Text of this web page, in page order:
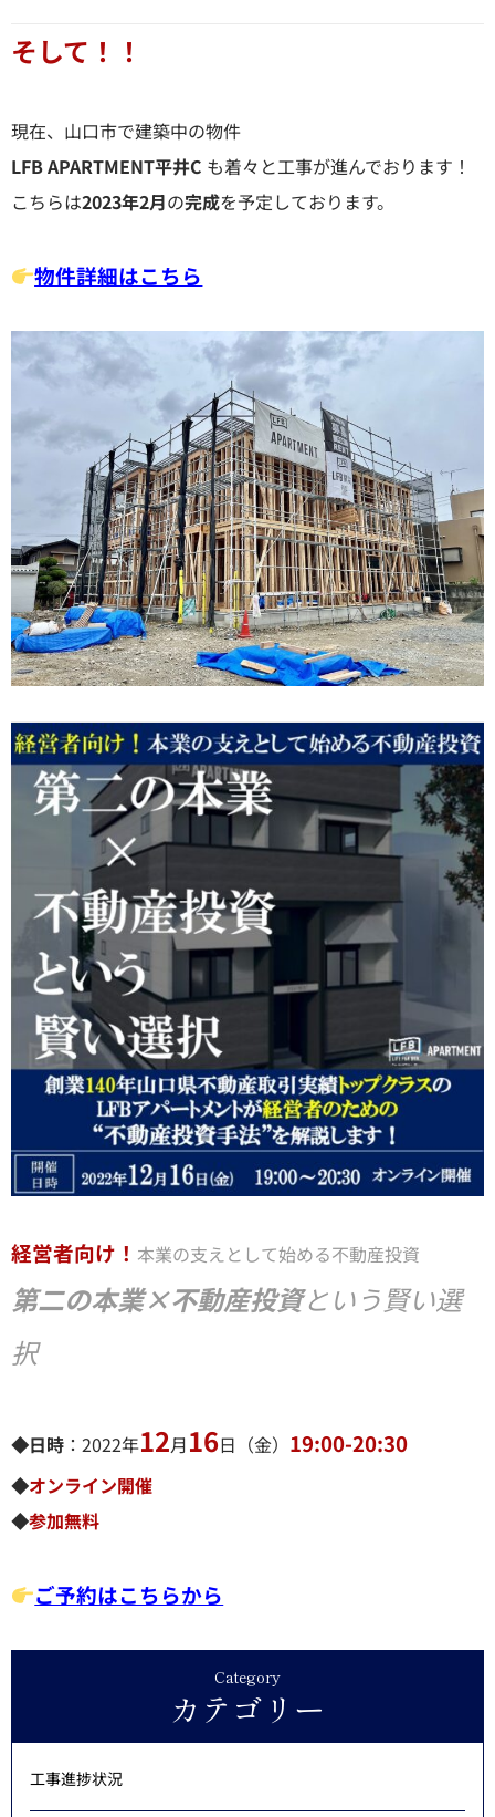
そして！！
現在、山口市で建築中の物件
LFB APARTMENT平井C も着々と工事が進んでおります！
こちらは2023年2月の完成を予定しております。
物件詳細はこちら
経営者向け！ 本業の支えとして始める不動産投資
第二の本業×不動産投資という賢い選
択
◆日時 ：2022年12月16日（金） 19:00-20:30
◆オンライン開催
◆参加無料
ご予約はこちらから
Category
カテゴリー
工事進捗状況